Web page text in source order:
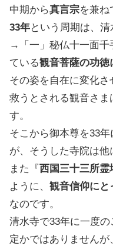
中期から真言宗を兼ね
33年という周期は、清
→「一」秘仏十一面千
ている観音菩薩の功徳
その姿を自在に変化
救うとされる観音さ
す。
そこから御本尊を33
が、そうした寺院は他
また『 西国三十三所霊
ように、 観音信仰にと
なのです。
清水寺で33年に一度
定かではありません